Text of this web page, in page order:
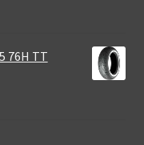
76H TT